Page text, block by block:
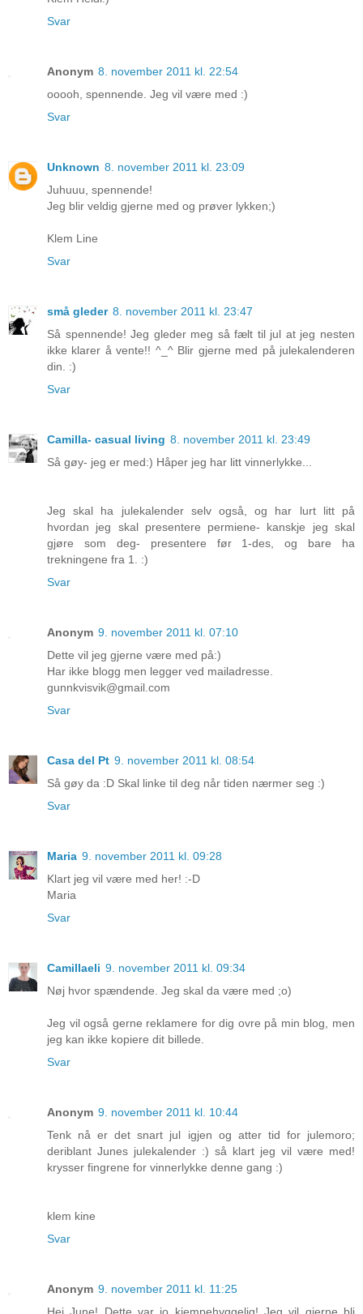
Svar
Anonym 8. november 2011 kl. 22:54
ooooh, spennende. Jeg vil være med :)
Svar
Unknown 8. november 2011 kl. 23:09
Juhuuu, spennende!
Jeg blir veldig gjerne med og prøver lykken;)
Klem Line
Svar
små gleder 8. november 2011 kl. 23:47
Så spennende! Jeg gleder meg så fælt til jul at jeg nesten
ikke klarer å vente!! ^_^ Blir gjerne med på julekalenderen
din. :)
Svar
Camilla- casual living 8. november 2011 kl. 23:49
Så gøy- jeg er med:) Håper jeg har litt vinnerlykke...
Jeg skal ha julekalender selv også, og har lurt litt på
hvordan jeg skal presentere permiene- kanskje jeg skal
gjøre som deg- presentere før 1-des, og bare ha
trekningene fra 1. :)
Svar
Anonym 9. november 2011 kl. 07:10
Dette vil jeg gjerne være med på:)
Har ikke blogg men legger ved mailadresse.
gunnkvisvik@gmail.com
Svar
Casa del Pt 9. november 2011 kl. 08:54
Så gøy da :D Skal linke til deg når tiden nærmer seg :)
Svar
Maria 9. november 2011 kl. 09:28
Klart jeg vil være med her! :-D
Maria
Svar
Camillaeli 9. november 2011 kl. 09:34
Nøj hvor spændende. Jeg skal da være med ;o)
Jeg vil også gerne reklamere for dig ovre på min blog, men
jeg kan ikke kopiere dit billede.
Svar
Anonym 9. november 2011 kl. 10:44
Tenk nå er det snart jul igjen og atter tid for julemoro;
deriblant Junes julekalender :) så klart jeg vil være med!
krysser fingrene for vinnerlykke denne gang :)
klem kine
Svar
Anonym 9. november 2011 kl. 11:25
Hei June! Dette var jo kjempehyggelig! Jeg vil gjerne bli